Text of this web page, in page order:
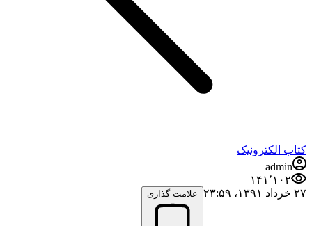
کتاب الکترونیک
admin
۱۴۱٬۱۰۲
۲۷ خرداد ۱۳۹۱،‏ ۲۳:۵۹
علامت گذاری